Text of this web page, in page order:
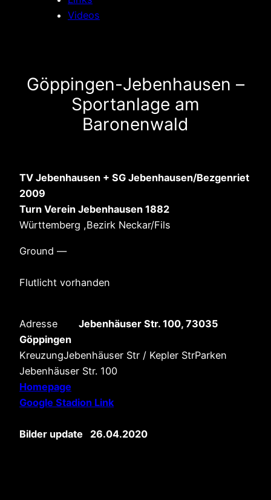
Videos
Göppingen-Jebenhausen –
Sportanlage am
Baronenwald
TV Jebenhausen + SG Jebenhausen/Bezgenriet
2009
Turn Verein Jebenhausen 1882
Württemberg ,Bezirk Neckar/Fils
Ground —
Flutlicht vorhanden
Adresse Jebenhäuser Str. 100, 73035
Göppingen
KreuzungJebenhäuser Str / Kepler StrParken
Jebenhäuser Str. 100
Homepage
Google Stadion Link
Bilder update 26.04.2020